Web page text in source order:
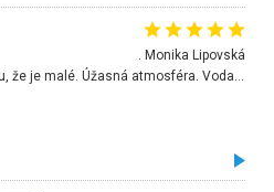
. Monika Lipovská
Úžasné prostredie, napriek tomu, že je malé. Úžasná atmosféra. Voda fantastická a nádherná. Ľudí je pomerne veľa, ale su mili a ohľaduplní. Je veľmi zaujímavé sledovať, ako dokážu spolu športovať cudzí ľudia a bez ohľadu na vek. Vládne tu pohoda. Vnuka neviem dostať z vody. Ďakujem za krásny deň . Urcite sa sem vrátim. Jediný problém je s parkovaním, ale aj ten sa mi podarilo vyriešiť. Monika Bratislava